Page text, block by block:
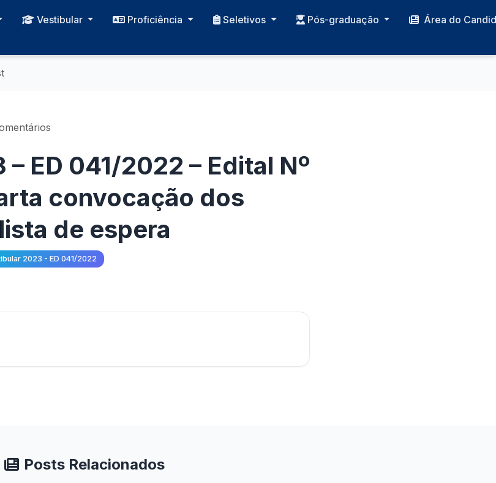
Vestibular Proficiência Seletivos Pós-graduação Área do
ED 041/2022 – Edital Nº
convocação dos
de espera
2023 - ED 041/2022
Posts Relacionados